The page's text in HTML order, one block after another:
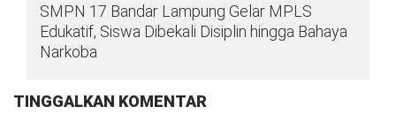
SMPN 17 Bandar Lampung Gelar MPLS
Edukatif, Siswa Dibekali Disiplin hingga Bahaya
Narkoba
TINGGALKAN KOMENTAR